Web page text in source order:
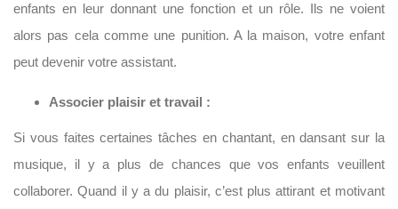
enfants en leur donnant une fonction et un rôle. Ils ne voient
alors pas cela comme une punition. A la maison, votre enfant
peut devenir votre assistant.
Associer plaisir et travail :
Si vous faites certaines tâches en chantant, en dansant sur la
musique, il y a plus de chances que vos enfants veuillent
collaborer. Quand il y a du plaisir, c’est plus attirant et motivant